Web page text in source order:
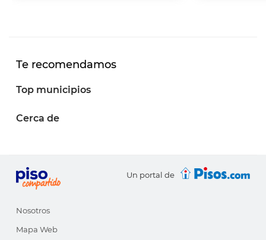
Te recomendamos
Top municipios
Cerca de
Un portal de
Nosotros
Mapa Web